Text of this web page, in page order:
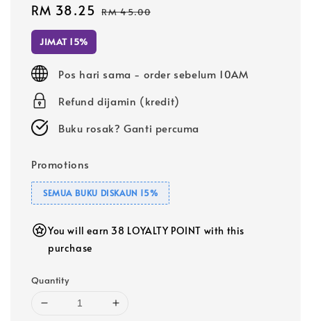
Sale
price
RM 38.25 Regular
RM 45.00
JIMAT 15%
Pos hari sama - order sebelum 10AM
Refund dijamin (kredit)
Buku rosak? Ganti percuma
Promotions
SEMUA BUKU DISKAUN 15%
You will earn 38 LOYALTY POINT with this
purchase
Quantity